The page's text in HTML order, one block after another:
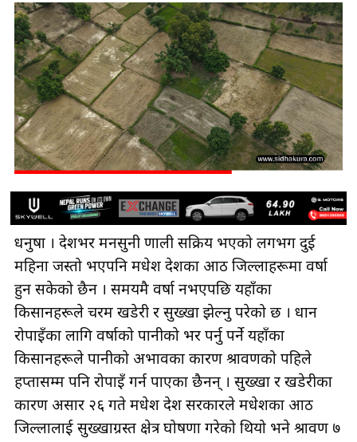
धनुषा । देशभर मनसुनी प्रणाली सक्रिय भएको लगभग दुई
महिना जस्तो भएपनि मधेश प्रदेशका आठ जिल्लाहरूमा वर्षा
हुन सकेको छैन । समयमै वर्षा नभएपछि यहाँका
किसानहरूले चरम खडेरी र सुख्खा झेल्नु परेको छ । धान
रोपाइँका लागि वर्षाको पानीको भर पर्नु पर्ने यहाँका
किसानहरूले पानीको अभावका कारण श्रावणको पहिले
हप्तासम्म पनि रोपाइँ गर्न पाएका छैनन् । सुख्खा र खडेरीका
कारण असार २६ गते मधेश प्रदेश सरकारले मधेशका आठ
जिल्लालाई सुख्खाग्रस्त क्षेत्र घोषणा गरेको थियो भने श्रावण ७